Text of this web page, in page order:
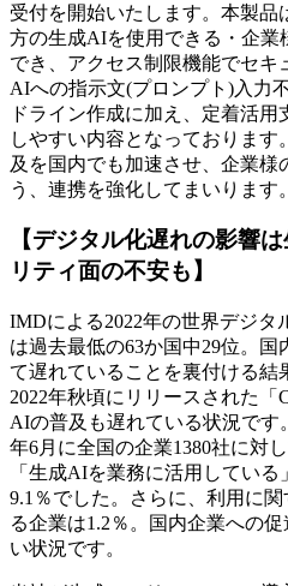
受付を開始いたします。本製品
方の生成AIを使用できる・企業
でき、アクセス制限機能でセキ
AIへの指示文(プロンプト)入力
ドライン作成に加え、定着活
しやすい内容となっておりま
及を国内でも加速させ、企業様
う、連携を強化してまいります。
【デジタル化遅れの影響
リティ面の不安も】
IMDによる2022年の世界デジタ
は過去最低の63か国中29位。
て遅れていることを裏付ける結
2022年秋頃にリリースされた「
AIの普及も遅れている状況です
年6月に全国の企業1380社に対
「生成AIを業務に活用してい
9.1％でした。さらに、利用に
る企業は1.2％。国内企業への
い状況です。